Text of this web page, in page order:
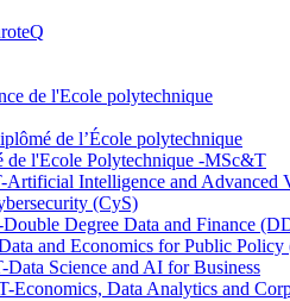
de l'Ecole polytechnique
de l’École polytechnique
de l'Ecole Polytechnique -MSc&T
Intelligence and Advanced
(CyS)
Degree Data and Finance
and Economics for Public Policy
Science and AI for Business
Data Analytics and